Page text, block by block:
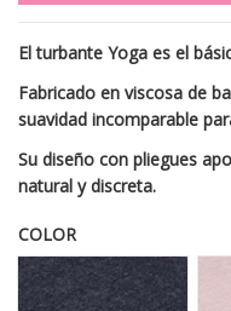
El turbante Yoga es el
Fabricado en viscosa de
suavidad incomparable
Su diseño con pliegues
natural y discreta.
COLOR
Azul Vintage 391